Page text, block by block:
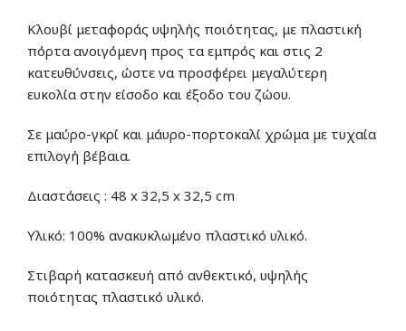
Κλουβί μεταφοράς υψηλής ποιότητας, με πλαστική
πόρτα ανοιγόμενη προς τα εμπρός και στις 2
κατευθύνσεις, ώστε να προσφέρει μεγαλύτερη
ευκολία στην είσοδο και έξοδο του ζώου.
Σε μαύρο-γκρί και μάυρο-πορτοκαλί χρώμα με τυχαία
επιλογή βέβαια.
Διαστάσεις : 48 x 32,5 x 32,5 cm
Υλικό: 100% ανακυκλωμένο πλαστικό υλικό.
Στιβαρή κατασκευή από ανθεκτικό, υψηλής
ποιότητας πλαστικό υλικό.